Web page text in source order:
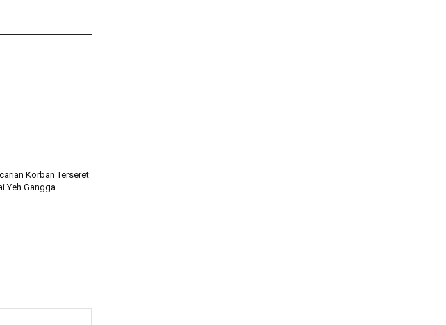
Korban Terseret
Yeh Gangga